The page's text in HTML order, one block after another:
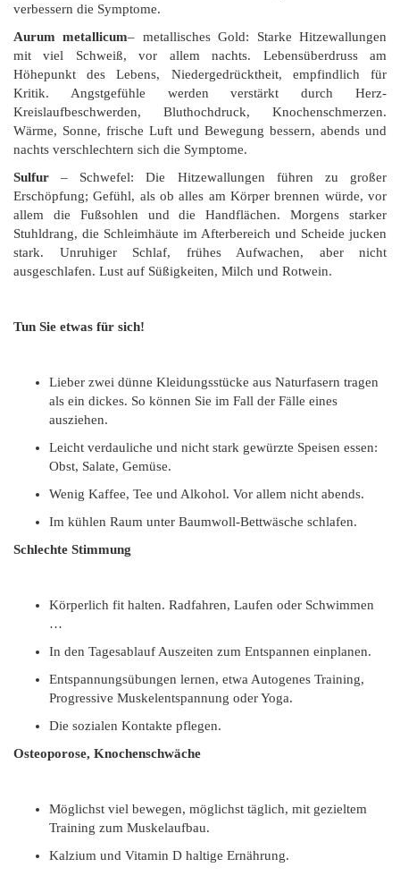
verbessern die Symptome.
Aurum metallicum– metallisches Gold: Starke Hitzewallungen
mit viel Schweiß, vor allem nachts. Lebensüberdruss am
Höhepunkt des Lebens, Niedergedrücktheit, empfindlich für
Kritik. Angstgefühle werden verstärkt durch Herz-
Kreislaufbeschwerden, Bluthochdruck, Knochenschmerzen.
Wärme, Sonne, frische Luft und Bewegung bessern, abends und
nachts verschlechtern sich die Symptome.
Sulfur – Schwefel: Die Hitzewallungen führen zu großer
Erschöpfung; Gefühl, als ob alles am Körper brennen würde, vor
allem die Fußsohlen und die Handflächen. Morgens starker
Stuhldrang, die Schleimhäute im Afterbereich und Scheide jucken
stark. Unruhiger Schlaf, frühes Aufwachen, aber nicht
ausgeschlafen. Lust auf Süßigkeiten, Milch und Rotwein.
Tun Sie etwas für sich!
Lieber zwei dünne Kleidungsstücke aus Naturfasern tragen
als ein dickes. So können Sie im Fall der Fälle eines
ausziehen.
Leicht verdauliche und nicht stark gewürzte Speisen essen:
Obst, Salate, Gemüse.
Wenig Kaffee, Tee und Alkohol. Vor allem nicht abends.
Im kühlen Raum unter Baumwoll-Bettwäsche schlafen.
Schlechte Stimmung
Körperlich fit halten. Radfahren, Laufen oder Schwimmen
…
In den Tagesablauf Auszeiten zum Entspannen einplanen.
Entspannungsübungen lernen, etwa Autogenes Training,
Progressive Muskelentspannung oder Yoga.
Die sozialen Kontakte pflegen.
Osteoporose, Knochenschwäche
Möglichst viel bewegen, möglichst täglich, mit gezieltem
Training zum Muskelaufbau.
Kalzium und Vitamin D haltige Ernährung.